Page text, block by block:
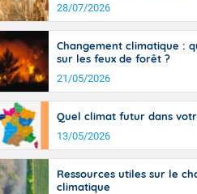
du
50-60 km/h
les
l'après-
général, 14
il fait
30 à 35
28/07/2026
Changement climatique :
sur les feux de forêt ?
21/05/2026
Quel climat futur dans
13/05/2026
Ressources utiles sur le
climatique